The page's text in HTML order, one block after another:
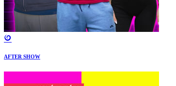
AFTER SHOW